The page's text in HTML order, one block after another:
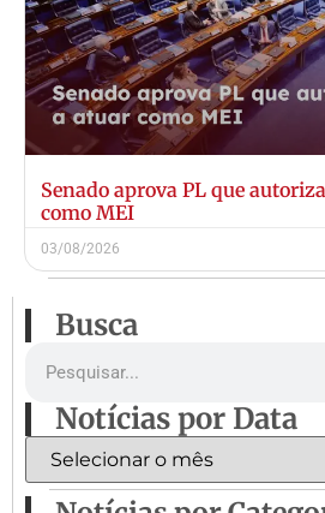
Senado aprova PL que
como MEI
03/08/2026
Busca
Notícias por Data